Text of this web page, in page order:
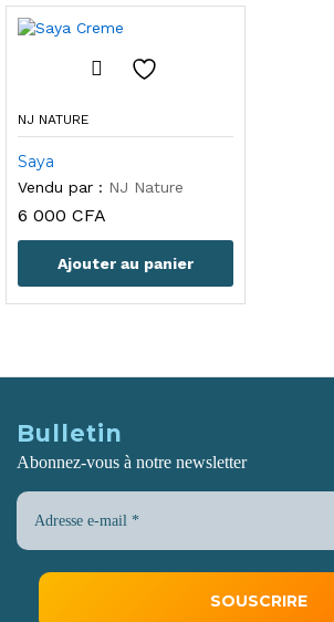
NJ NATURE
Saya
Vendu par : NJ Nature
6 000 CFA
Ajouter au panier
Bulletin
Abonnez-vous à notre newsletter